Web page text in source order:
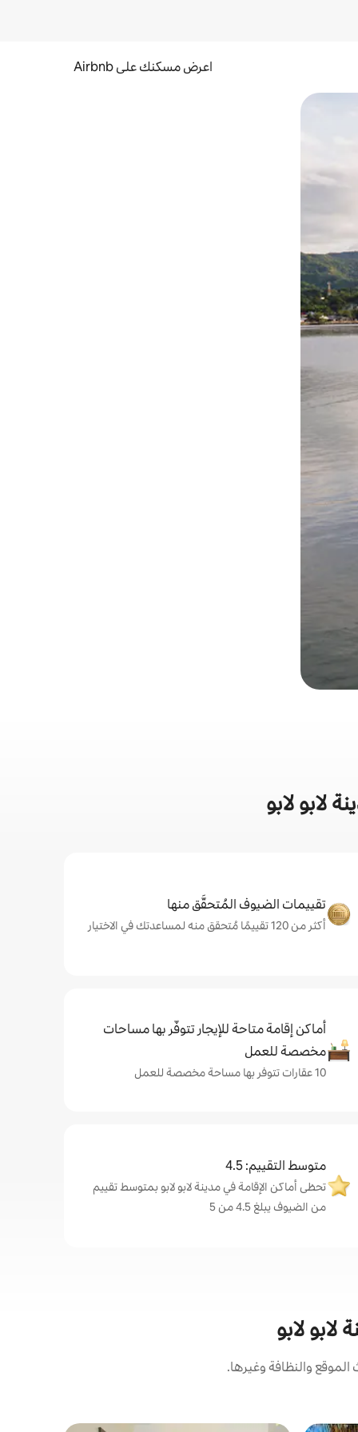
اعرض مسكنك على Airbnb
لابو لابو
تقييمات الضيوف المُتحقَّق منها
أكثر من 120 تقييمًا مُتحقق منه لمساعدتك في الاختيار
أماكن إقامة متاحة للإيجار تتوفّر بها مساحات
مخصصة للعمل
10 عقارات تتوفر بها مساحة مخصصة للعمل
متوسط التقييم: 4.5
تحظى أماكن الإقامة في مدينة لابو لابو بمتوسط تقييم
من الضيوف يبلغ 4.5 من 5
لابو
والنظافة وغيرها.